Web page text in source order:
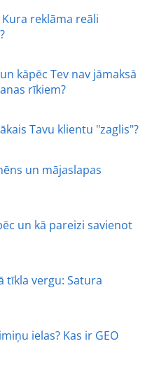
reklāma reāli
kāpēc Tev nav jāmaksā
rīkiem?
Tavu klientu "zaglis"?
un mājaslapas
un kā pareizi savienot
tīkla vergu: Satura
ielas? Kas ir GEO